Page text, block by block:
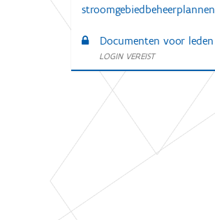
stroomgebiedbeheerplannen
Documenten voor leden
LOGIN VEREIST